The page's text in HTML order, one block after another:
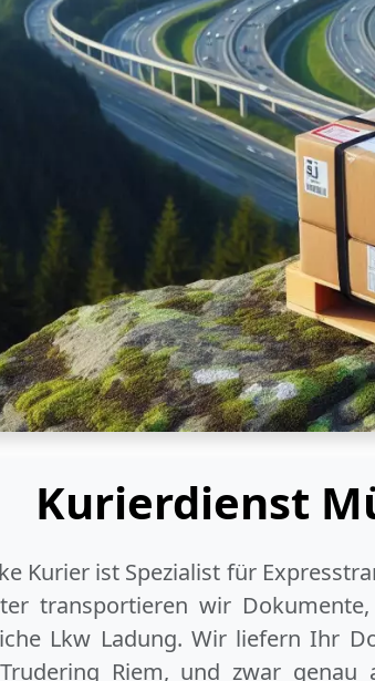
Kurierdienst
Kurier ist Spezialist für
transportieren wir
Lkw Ladung. Wir liefern Ihr
Riem, und zwar genau